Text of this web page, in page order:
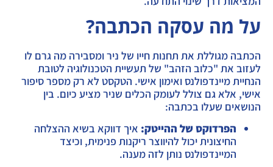
על מה עסקה הכתבה?
הכתבה מגוללת את תחנות חייו של ניר ומסבירה מה גרם לו
לעזוב את "כלוב הזהב" של תעשיית הטכנולוגיה לטובת
הנחיית מיינדפולנס ואימון אישי. הטקסט לא רק מספר סיפור
אישי, אלא גם צולל לעומק הכלים שניר מציע כיום. בין
הנושאים שעלו בכתבה:
הפרדוקס של ההייטק: איך דווקא בשיא ההצלחה
החיצונית יכול להיווצר ריקנות פנימית, וכיצד
המיינדפולנס נותן לזה מענה.